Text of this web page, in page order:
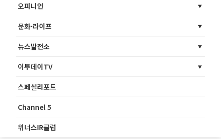
오피니언
문화·라이프
뉴스발전소
이투데이TV
스페셜리포트
Channel 5
위너스IR클럽